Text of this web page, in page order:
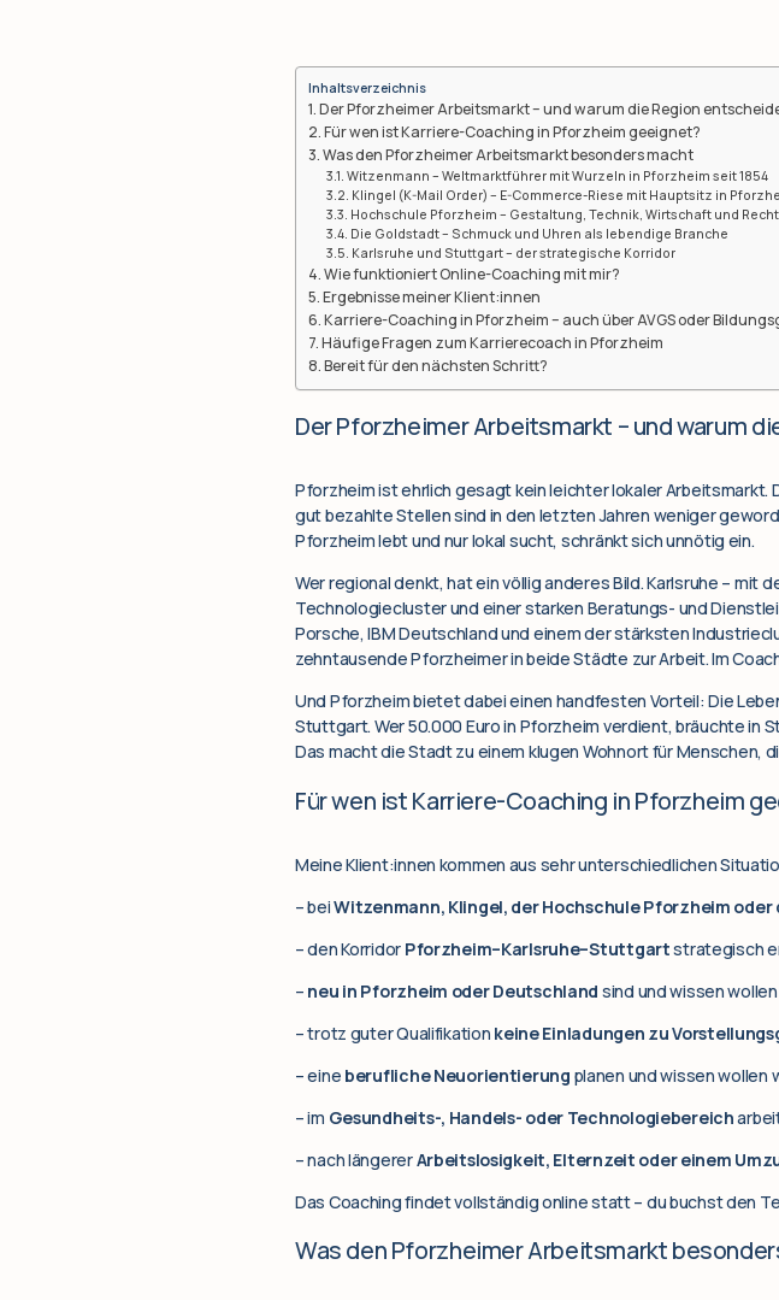
Inhaltsverzeichnis
Der Pforzheimer Arbeitsmarkt – und warum die Region
Für wen ist Karriere-Coaching in Pforzheim geeignet?
Was den Pforzheimer Arbeitsmarkt besonders macht
Witzenmann – Weltmarktführer mit Wurzeln in Pforzheim seit 1854
Klingel (K-Mail Order) – E-Commerce-Riese mit Hauptsitz in
Hochschule Pforzheim – Gestaltung, Technik, Wirtschaft und Recht
Die Goldstadt – Schmuck und Uhren als lebendige Branche
Karlsruhe und Stuttgart – der strategische Korridor
Wie funktioniert Online-Coaching mit mir?
Ergebnisse meiner Klient:innen
Karriere-Coaching in Pforzheim – auch über AVGS oder
Häufige Fragen zum Karrierecoach in Pforzheim
Bereit für den nächsten Schritt?
Der Pforzheimer Arbeitsmarkt – und warum
Pforzheim ist ehrlich gesagt kein leichter lokaler
gut bezahlte Stellen sind in den letzten Jahren weniger
Pforzheim lebt und nur lokal sucht, schränkt sich unnötig ein.
Wer regional denkt, hat ein völlig anderes Bild. Karlsruhe – mit
Technologiecluster und einer starken Beratungs- und
Porsche, IBM Deutschland und einem der stärksten
zehntausende Pforzheimer in beide Städte zur Arbeit. Im
Und Pforzheim bietet dabei einen handfesten Vorteil: Die
Stuttgart. Wer 50.000 Euro in Pforzheim verdient, bräuchte in
Das macht die Stadt zu einem klugen Wohnort für Menschen,
Für wen ist Karriere-Coaching in Pforzheim
Meine Klient:innen kommen aus sehr unterschiedlichen
– beiWitzenmann, Klingel, der Hochschule Pforzheim
– den Korridor Pforzheim–Karlsruhe–Stuttgartstrategisch
– neu in Pforzheim oder Deutschland sind und wissen
– trotz guter Qualifikation keine Einladungen zu
– eine berufliche Neuorientierung planen und wissen wollen
– im Gesundheits-, Handels- oder Technologiebereich
– nach längererArbeitslosigkeit, Elternzeit oder einem
Das Coaching findet vollständig online statt – du buchst den
Was den Pforzheimer Arbeitsmarkt